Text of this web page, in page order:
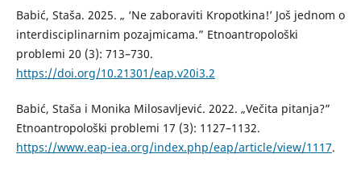
Babić, Staša. 2025. „ ‘Ne zaboraviti Kropotkina!’ Još jednom o
interdisciplinarnim pozajmicama.” Etnoantropološki
problemi 20 (3): 713–730.
https://doi.org/10.21301/eap.v20i3.2
Babić, Staša i Monika Milosavljević. 2022. „Večita pitanja?”
Etnoantropološki problemi 17 (3): 1127–1132.
https://www.eap-iea.org/index.php/eap/article/view/1117.